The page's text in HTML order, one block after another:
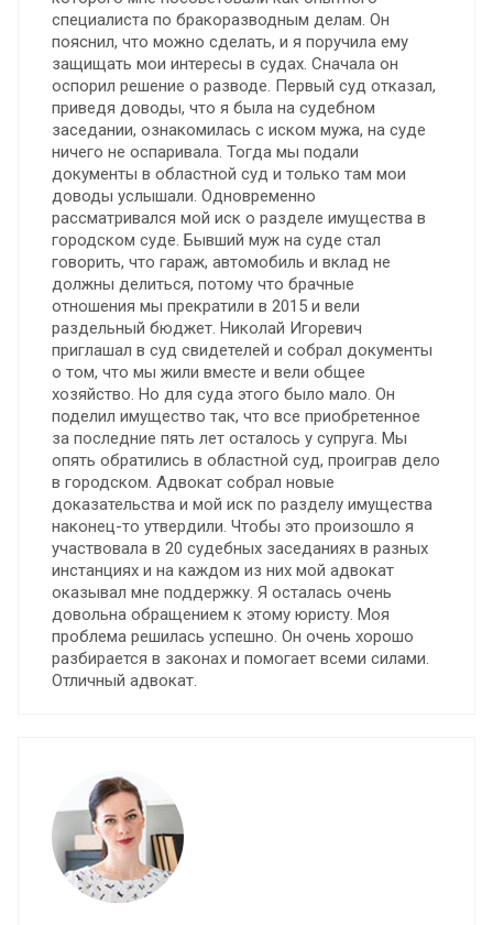
специалиста по бракоразводным делам. Он
пояснил, что можно сделать, и я поручила ему
защищать мои интересы в судах. Сначала он
оспорил решение о разводе. Первый суд отказал,
приведя доводы, что я была на судебном
заседании, ознакомилась с иском мужа, на суде
ничего не оспаривала. Тогда мы подали
документы в областной суд и только там мои
доводы услышали. Одновременно
рассматривался мой иск о разделе имущества в
городском суде. Бывший муж на суде стал
говорить, что гараж, автомобиль и вклад не
должны делиться, потому что брачные
отношения мы прекратили в 2015 и вели
раздельный бюджет. Николай Игоревич
приглашал в суд свидетелей и собрал документы
о том, что мы жили вместе и вели общее
хозяйство. Но для суда этого было мало. Он
поделил имущество так, что все приобретенное
за последние пять лет осталось у супруга. Мы
опять обратились в областной суд, проиграв дело
в городском. Адвокат собрал новые
доказательства и мой иск по разделу имущества
наконец-то утвердили. Чтобы это произошло я
участвовала в 20 судебных заседаниях в разных
инстанциях и на каждом из них мой адвокат
оказывал мне поддержку. Я осталась очень
довольна обращением к этому юристу. Моя
проблема решилась успешно. Он очень хорошо
разбирается в законах и помогает всеми силами.
Отличный адвокат.